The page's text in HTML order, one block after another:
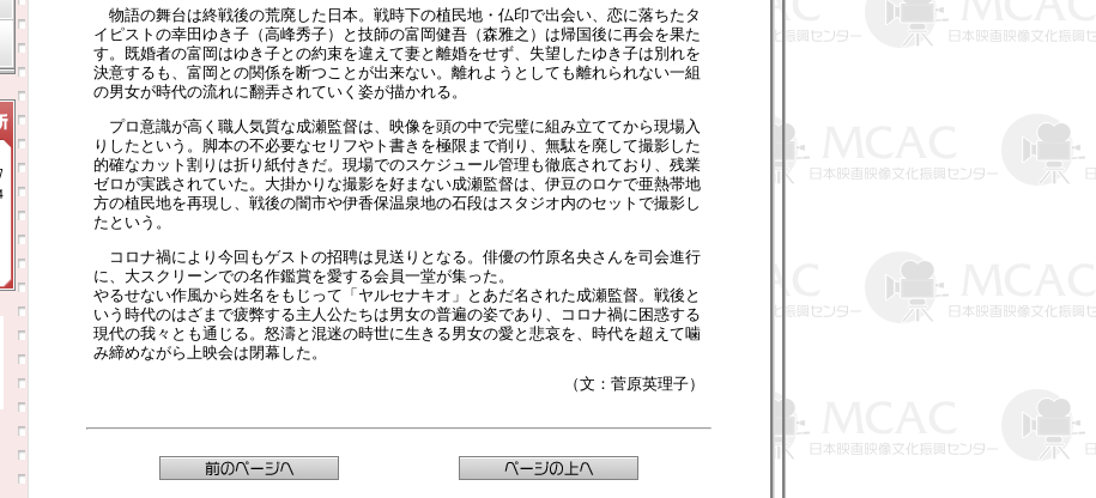
物語の舞台は終戦後の荒廃した日本。戦時下の植民地・仏印で出会い、恋に落ちたタ
イピストの幸田ゆき子（高峰秀子）と技師の富岡健吾（森雅之）は帰国後に再会を果た
す。既婚者の富岡はゆき子との約束を違えて妻と離婚をせず、失望したゆき子は別れを
決意するも、富岡との関係を断つことが出来ない。離れようとしても離れられない一組
の男女が時代の流れに翻弄されていく姿が描かれる。
プロ意識が高く職人気質な成瀬監督は、映像を頭の中で完璧に組み立ててから現場入
りしたという。脚本の不必要なセリフやト書きを極限まで削り、無駄を廃して撮影した
的確なカット割りは折り紙付きだ。現場でのスケジュール管理も徹底されており、残業
ゼロが実践されていた。大掛かりな撮影を好まない成瀬監督は、伊豆のロケで亜熱帯地
方の植民地を再現し、戦後の闇市や伊香保温泉地の石段はスタジオ内のセットで撮影し
たという。
コロナ禍により今回もゲストの招聘は見送りとなる。俳優の竹原名央さんを司会進行
に、大スクリーンでの名作鑑賞を愛する会員一堂が集った。
やるせない作風から姓名をもじって「ヤルセナキオ」とあだ名された成瀬監督。戦後と
いう時代のはざまで疲弊する主人公たちは男女の普遍の姿であり、コロナ禍に困惑する
現代の我々とも通じる。怒濤と混迷の時世に生きる男女の愛と悲哀を、時代を超えて噛
み締めながら上映会は閉幕した。
（文：菅原英理子）